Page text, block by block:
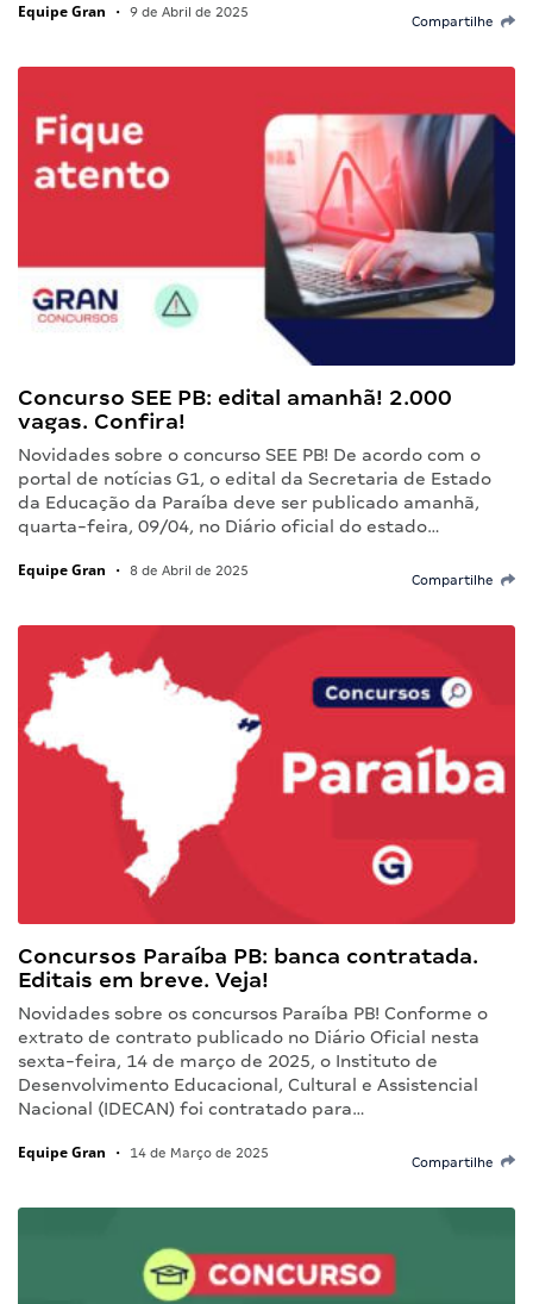
Equipe Gran • 9 de Abril de 2025
Compartilhe
Concurso SEE PB: edital amanhã! 2.000
vagas. Confira!
Novidades sobre o concurso SEE PB! De acordo com o
portal de notícias G1, o edital da Secretaria de Estado
da Educação da Paraíba deve ser publicado amanhã,
quarta-feira, 09/04, no Diário oficial do estado…
Equipe Gran • 8 de Abril de 2025
Compartilhe
Concursos Paraíba PB: banca contratada.
Editais em breve. Veja!
Novidades sobre os concursos Paraíba PB! Conforme o
extrato de contrato publicado no Diário Oficial nesta
sexta-feira, 14 de março de 2025, o Instituto de
Desenvolvimento Educacional, Cultural e Assistencial
Nacional (IDECAN) foi contratado para…
Equipe Gran • 14 de Março de 2025
Compartilhe